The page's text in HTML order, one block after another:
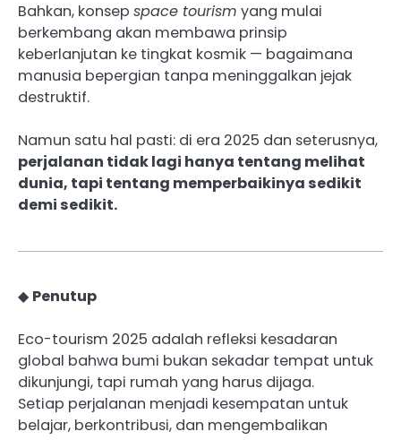
Bahkan, konsep space tourism yang mulai
berkembang akan membawa prinsip
keberlanjutan ke tingkat kosmik — bagaimana
manusia bepergian tanpa meninggalkan jejak
destruktif.
Namun satu hal pasti: di era 2025 dan seterusnya,
perjalanan tidak lagi hanya tentang melihat
dunia, tapi tentang memperbaikinya sedikit
demi sedikit.
◆ Penutup
Eco-tourism 2025 adalah refleksi kesadaran
global bahwa bumi bukan sekadar tempat untuk
dikunjungi, tapi rumah yang harus dijaga.
Setiap perjalanan menjadi kesempatan untuk
belajar, berkontribusi, dan mengembalikan